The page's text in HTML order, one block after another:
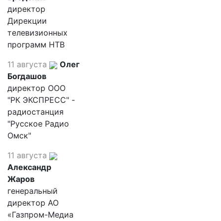
директор
Дирекции
телевизионных
программ НТВ
11 августа
Олег
Богдашов
директор ООО
"РК ЭКСПРЕСС" -
радиостанция
"Русское Радио
Омск"
11 августа
Александр
Жаров
генеральный
директор АО
«Газпром-Медиа